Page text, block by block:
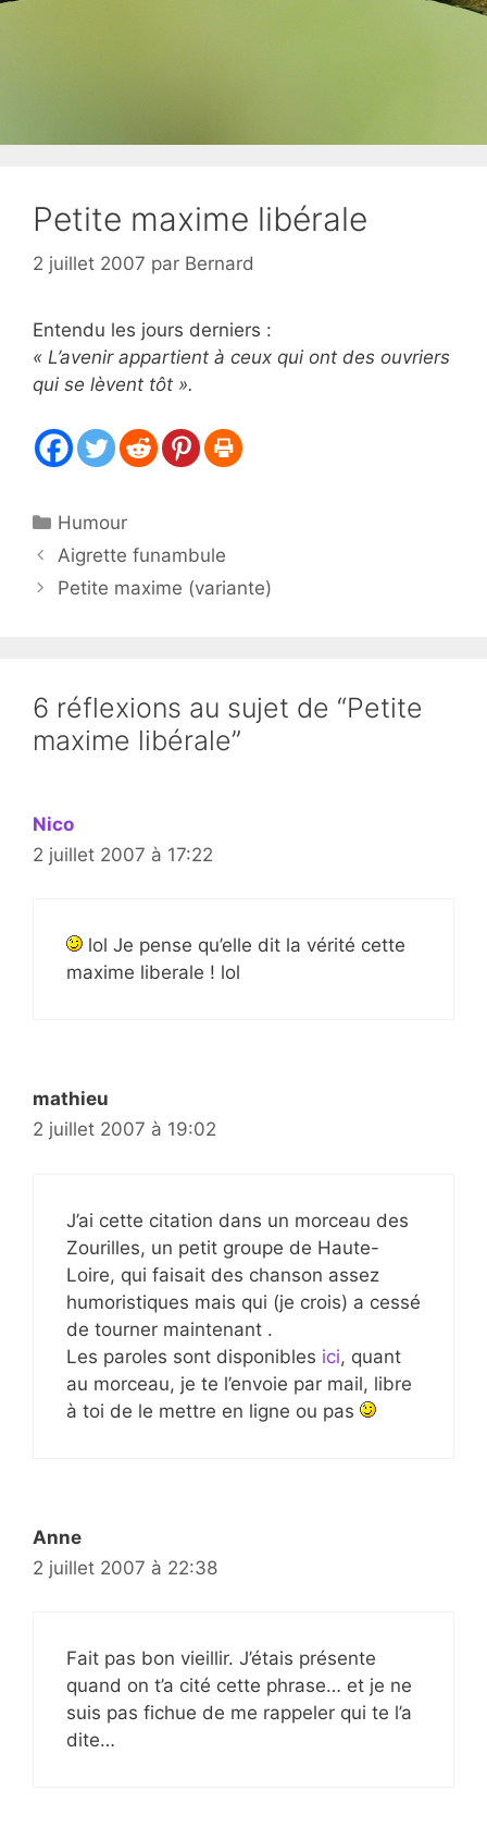
Petite maxime libérale
2 juillet 2007 par Bernard
Entendu les jours derniers :
« L’avenir appartient à ceux qui ont des ouvriers
qui se lèvent tôt ».
Catégories
Humour
Aigrette funambule
Petite maxime (variante)
6 réflexions au sujet de “Petite
maxime libérale”
Nico
2 juillet 2007 à 17:22
lol Je pense qu’elle dit la vérité cette
maxime liberale ! lol
mathieu
2 juillet 2007 à 19:02
J’ai cette citation dans un morceau des
Zourilles, un petit groupe de Haute-
Loire, qui faisait des chanson assez
humoristiques mais qui (je crois) a cessé
de tourner maintenant .
Les paroles sont disponibles ici, quant
au morceau, je te l’envoie par mail, libre
à toi de le mettre en ligne ou pas
Anne
2 juillet 2007 à 22:38
Fait pas bon vieillir. J’étais présente
quand on t’a cité cette phrase… et je ne
suis pas fichue de me rappeler qui te l’a
dite…